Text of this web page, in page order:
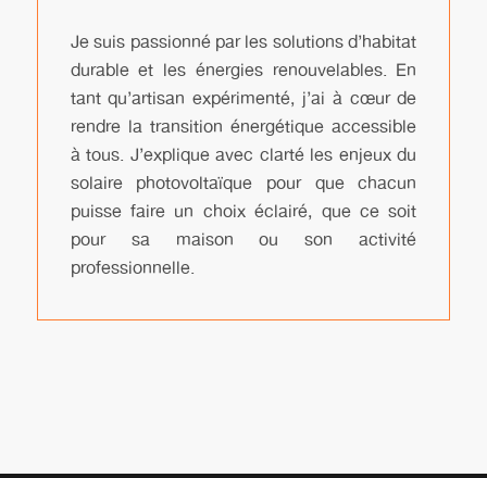
Je suis passionné par les solutions d’habitat
durable et les énergies renouvelables. En
tant qu’artisan expérimenté, j’ai à cœur de
rendre la transition énergétique accessible
à tous. J’explique avec clarté les enjeux du
solaire photovoltaïque pour que chacun
puisse faire un choix éclairé, que ce soit
pour sa maison ou son activité
professionnelle.